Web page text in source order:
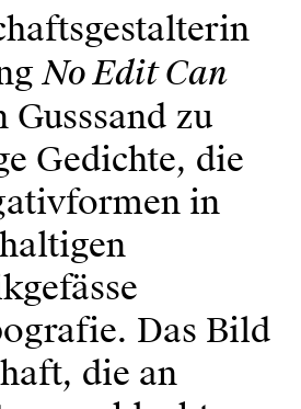
No Edit Can
zu
Gedichte, die
in
Das Bild
die an